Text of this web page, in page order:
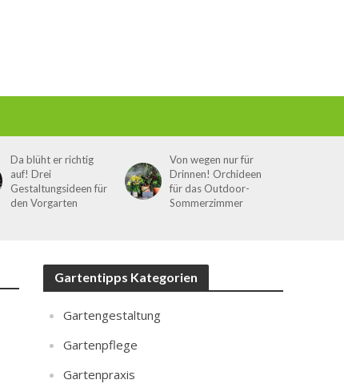
Da blüht er richtig
auf! Drei
Gestaltungsideen für
den Vorgarten
Von wegen nur für
Drinnen! Orchideen
für das Outdoor-
Sommerzimmer
Gartentipps Kategorien
Gartengestaltung
Gartenpflege
Gartenpraxis